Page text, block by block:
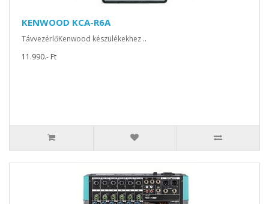
KENWOOD KCA-R6A
TávvezérlőKenwood készülékekhez ..
11.990.- Ft